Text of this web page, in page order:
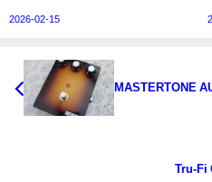
2026-02-15
MASTERTONE
Tru-Fi